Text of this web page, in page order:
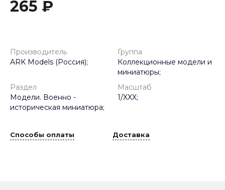
265 ₽
Производитель
ARK Models (Россия);
Группа
Коллекционные модели и
миниатюры;
Раздел
Модели. Военно -
историческая миниатюра;
Масштаб
1/XXX;
Способы оплаты Доставка